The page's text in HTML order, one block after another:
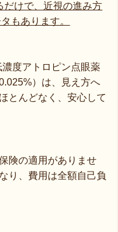
だけで、近視の進み方
もあります。
度アトロピン点眼薬
）は、見え方へ
とんどなく、安心して
険の適用がありませ
り、費用は全額自己負